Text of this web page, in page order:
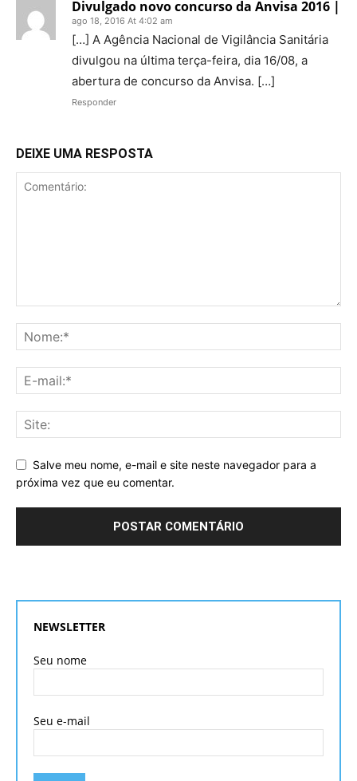
Divulgado novo concurso da Anvisa 2016 |
ago 18, 2016 At 4:02 am
[…] A Agência Nacional de Vigilância Sanitária
divulgou na última terça-feira, dia 16/08, a
abertura de concurso da Anvisa. […]
Responder
DEIXE UMA RESPOSTA
Salve meu nome, e-mail e site neste navegador para a
próxima vez que eu comentar.
NEWSLETTER
Seu nome
Seu e-mail